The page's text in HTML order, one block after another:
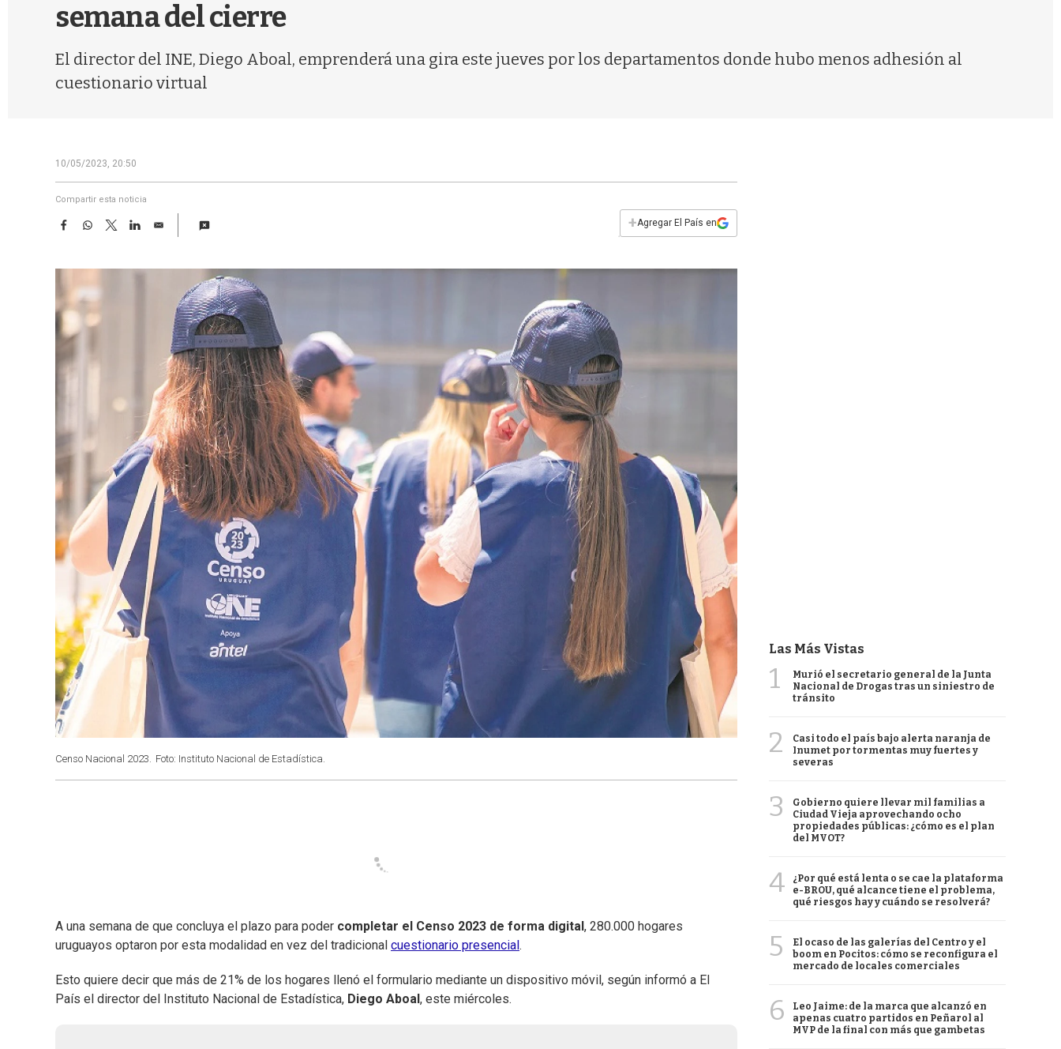
semana del cierre
El director del INE, Diego Aboal, emprenderá una gira este jueves por los departamentos donde hubo menos adhesión al
cuestionario virtual
10/05/2023, 20:50
Compartir esta noticia
F
e
o
k
W
t
A
p
p
T
w
t
L
k
E
i
+Agregar El País en
Censo Nacional 2023. Foto: Instituto Nacional de Estadística.
A una semana de que concluya el plazo para poder completar el Censo 2023 de forma digital , 280.000 hogares
uruguayos optaron por esta modalidad en vez del tradicional cuestionario presencial .
Esto quiere decir que más de 21% de los hogares llenó el formulario mediante un dispositivo móvil, según informó a El
País el director del Instituto Nacional de Estadística, Diego Aboal , este miércoles.
Las Más Vistas
1
Murió el secretario general de la Junta
Nacional de Drogas tras un siniestro de
tránsito
2
Casi todo el país bajo alerta naranja de
Inumet por tormentas muy fuertes y
severas
3
Gobierno quiere llevar mil familias a
Ciudad Vieja aprovechando ocho
propiedades públicas: ¿cómo es el plan
del MVOT?
4
¿Por qué está lenta o se cae la plataforma
e-BROU, qué alcance tiene el problema,
qué riesgos hay y cuándo se resolverá?
5
El ocaso de las galerías del Centro y el
boom en Pocitos: cómo se reconfigura el
mercado de locales comerciales
6
Leo Jaime: de la marca que alcanzó en
apenas cuatro partidos en Peñarol al
MVP de la final con más que gambetas